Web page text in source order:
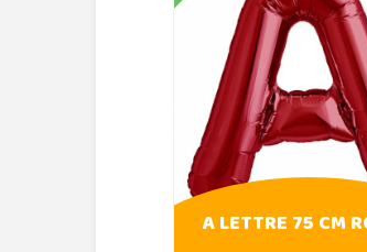
A LETTRE 75 CM